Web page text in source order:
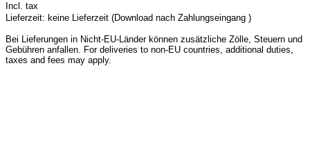
Incl. tax
Lieferzeit: keine Lieferzeit (Download nach Zahlungseingang )
Bei Lieferungen in Nicht-EU-Länder können zusätzliche Zölle, Steuern und
Gebühren anfallen. For deliveries to non-EU countries, additional duties,
taxes and fees may apply.